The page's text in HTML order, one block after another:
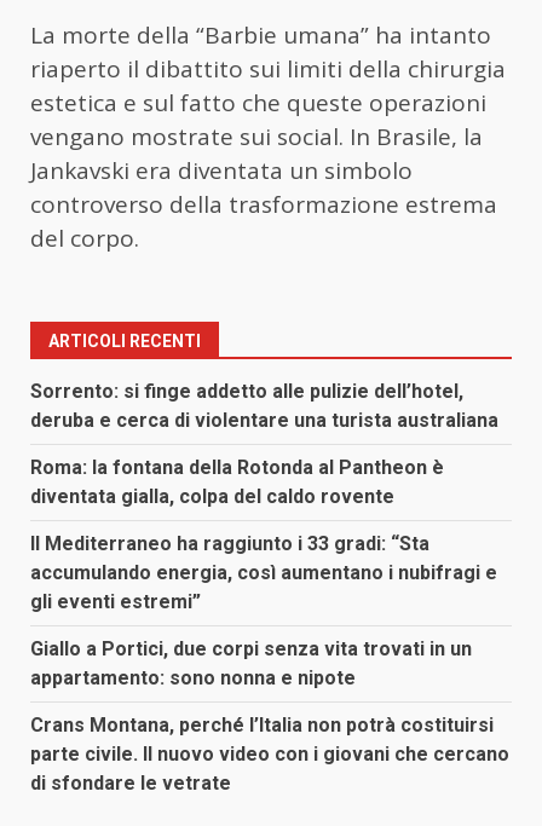
La morte della “Barbie umana” ha intanto
riaperto il dibattito sui limiti della chirurgia
estetica e sul fatto che queste operazioni
vengano mostrate sui social. In Brasile, la
Jankavski era diventata un simbolo
controverso della trasformazione estrema
del corpo.
ARTICOLI RECENTI
Sorrento: si finge addetto alle pulizie dell’hotel,
deruba e cerca di violentare una turista australiana
Roma: la fontana della Rotonda al Pantheon è
diventata gialla, colpa del caldo rovente
Il Mediterraneo ha raggiunto i 33 gradi: “Sta
accumulando energia, così aumentano i nubifragi e
gli eventi estremi”
Giallo a Portici, due corpi senza vita trovati in un
appartamento: sono nonna e nipote
Crans Montana, perché l’Italia non potrà costituirsi
parte civile. Il nuovo video con i giovani che cercano
di sfondare le vetrate